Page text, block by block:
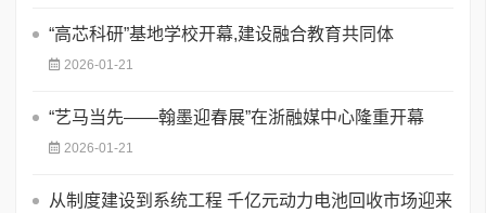
“高芯科研”基地学校开幕,建设融合教育共同体
2026-01-21
“艺马当先——翰墨迎春展”在浙融媒中心隆重开幕
2026-01-21
从制度建设到系统工程 千亿元动力电池回收市场迎来